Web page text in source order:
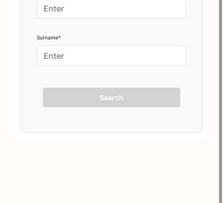
Surname*
Search